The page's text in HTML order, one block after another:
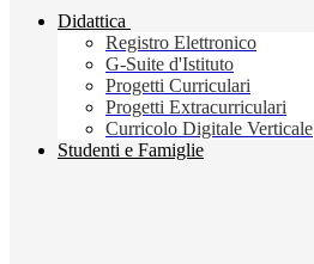
Didattica
Registro Elettronico
G-Suite d'Istituto
Progetti Curriculari
Progetti Extracurriculari
Curricolo Digitale Verticale
Studenti e Famiglie